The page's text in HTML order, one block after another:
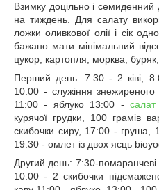
Взимку доцільно і семиденний
на тиждень. Для салату
ложки оливкової олії і сік
бажано мати мінімальний
цукор, картопля, морква,
Перший день: 7:30 - 2 ківі,
10:00 - служіння
11:00 - яблуко 13:00 -салат
курячої грудки, 100 грамів
скибочки сиру, 17:00 - груша,
19:30 - омлет із двох яєць
Другий день: 7:30-
10:00 - 2 скибочки